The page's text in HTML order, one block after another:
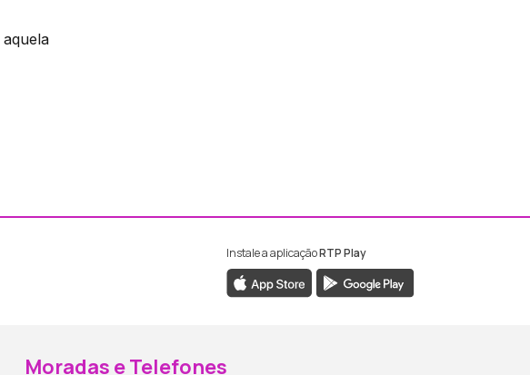
ao Facebook da RTP Madeira
ao Instagram da RTP Madeira
Instale a aplicaçãoRTP Play
Moradas e Telefones